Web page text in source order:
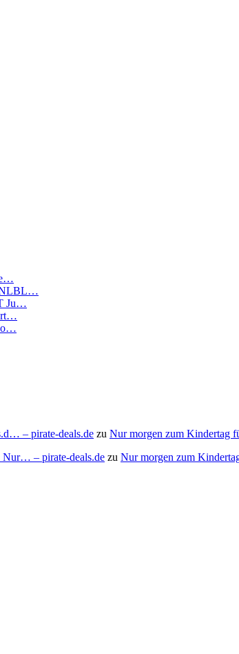
Ju…
– pirate-deals.de zu Nur morgen zum Kindertag
Nur… – pirate-deals.de zu Nur morgen zum